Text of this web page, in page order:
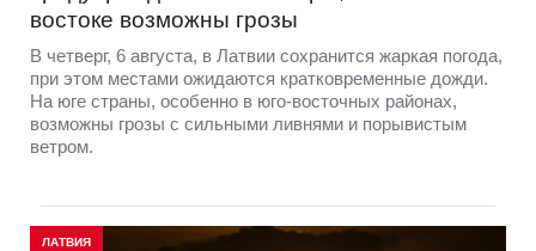
востоке возможны грозы
В четверг, 6 августа, в Латвии сохранится жаркая погода,
при этом местами ожидаются кратковременные дожди.
На юге страны, особенно в юго-восточных районах,
возможны грозы с сильными ливнями и порывистым
ветром.
ЛАТВИЯ